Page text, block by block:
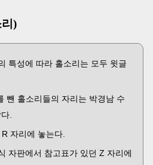
)
특성에 따라 홀소리는 모두 윗글
뺀 홀소리들의 자리는 박경남 수
.
자리에 놓는다.
자판에서 참고표가 있던 Z 자리에